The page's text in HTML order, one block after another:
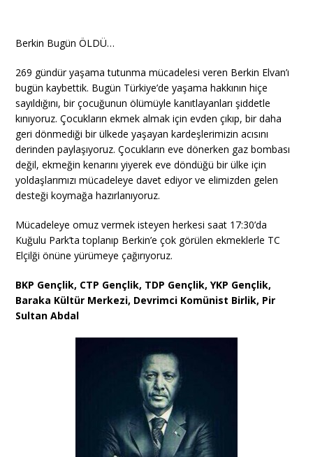
Berkin Bugün ÖLDÜ…
269 gündür yaşama tutunma mücadelesi veren Berkin Elvan’ı
bugün kaybettik. Bugün Türkiye’de yaşama hakkının hiçe
sayıldığını, bir çocuğunun ölümüyle kanıtlayanları şiddetle
kınıyoruz. Çocukların ekmek almak için evden çıkıp, bir daha
geri dönmediği bir ülkede yaşayan kardeşlerimizin acısını
derinden paylaşıyoruz. Çocukların eve dönerken gaz bombası
değil, ekmeğin kenarını yiyerek eve döndüğü bir ülke için
yoldaşlarımızı mücadeleye davet ediyor ve elimizden gelen
desteği koymağa hazırlanıyoruz.
Mücadeleye omuz vermek isteyen herkesi saat 17:30’da
Kuğulu Park’ta toplanıp Berkin’e çok görülen ekmeklerle TC
Elçilği önüne yürümeye çağırıyoruz.
BKP Gençlik, CTP Gençlik, TDP Gençlik, YKP Gençlik,
Baraka Kültür Merkezi, Devrimci Komünist Birlik, Pir
Sultan Abdal